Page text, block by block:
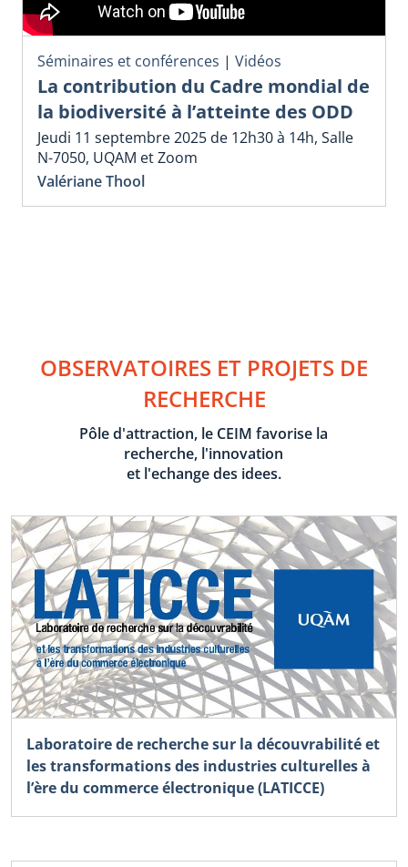
Séminaires et conférences | Vidéos
La contribution du Cadre mondial de
la biodiversité à l’atteinte des ODD
Jeudi 11 septembre 2025 de 12h30 à 14h, Salle
N-7050, UQAM et Zoom
Valériane Thool
OBSERVATOIRES ET PROJETS DE
RECHERCHE
Pôle d'attraction, le CEIM favorise la
recherche, l'innovation
et l'echange des idees.
Laboratoire de recherche sur la découvrabilité et
les transformations des industries culturelles à
l’ère du commerce électronique (LATICCE)